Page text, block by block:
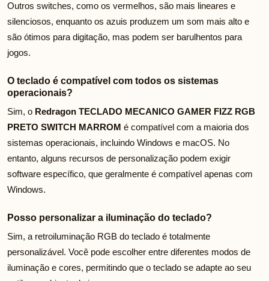
Outros switches, como os vermelhos, são mais lineares e
silenciosos, enquanto os azuis produzem um som mais alto e
são ótimos para digitação, mas podem ser barulhentos para
jogos.
O teclado é compatível com todos os sistemas
operacionais?
Sim, o Redragon TECLADO MECANICO GAMER FIZZ RGB
PRETO SWITCH MARROM é compatível com a maioria dos
sistemas operacionais, incluindo Windows e macOS. No
entanto, alguns recursos de personalização podem exigir
software específico, que geralmente é compatível apenas com
Windows.
Posso personalizar a iluminação do teclado?
Sim, a retroiluminação RGB do teclado é totalmente
personalizável. Você pode escolher entre diferentes modos de
iluminação e cores, permitindo que o teclado se adapte ao seu